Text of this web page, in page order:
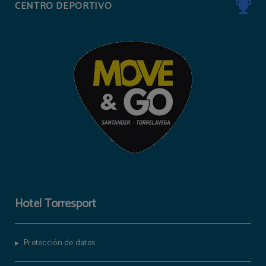
CENTRO DEPORTIVO
Hotel Torresport
Protección de datos